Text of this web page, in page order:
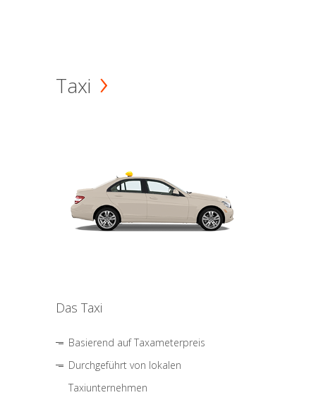
Taxi
Das Taxi
Basierend auf Taxameterpreis
Durchgeführt von lokalen
Taxiunternehmen